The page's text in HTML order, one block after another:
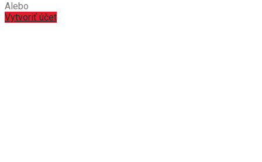
Alebo
Vytvoriť účet